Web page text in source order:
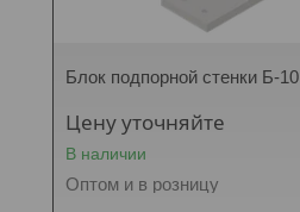
Блок подпорной стенки Б-10
Цену уточняйте
В наличии
Оптом и в розницу